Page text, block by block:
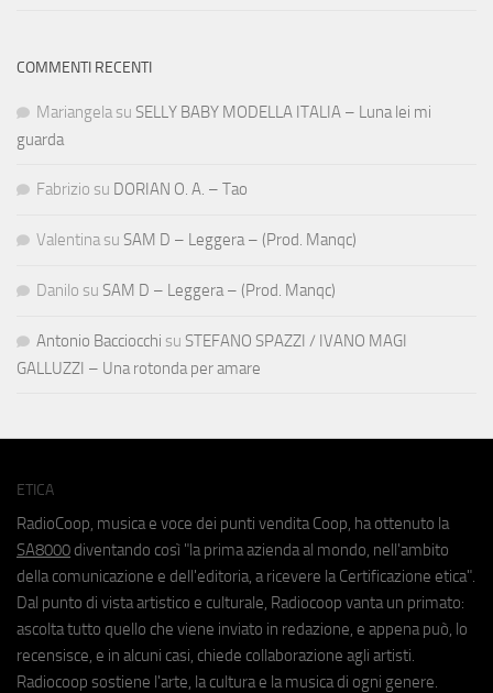
COMMENTI RECENTI
Mariangela su SELLY BABY MODELLA ITALIA – Luna lei mi
guarda
Fabrizio su DORIAN O. A. – Tao
Valentina su SAM D – Leggera – (Prod. Manqc)
Danilo su SAM D – Leggera – (Prod. Manqc)
Antonio Bacciocchi su STEFANO SPAZZI / IVANO MAGI
GALLUZZI – Una rotonda per amare
ETICA
RadioCoop, musica e voce dei punti vendita Coop, ha ottenuto la
SA8000 diventando così "la prima azienda al mondo, nell'ambito
della comunicazione e dell'editoria, a ricevere la Certificazione etica".
Dal punto di vista artistico e culturale, Radiocoop vanta un primato:
ascolta tutto quello che viene inviato in redazione, e appena può, lo
recensisce, e in alcuni casi, chiede collaborazione agli artisti.
Radiocoop sostiene l'arte, la cultura e la musica di ogni genere.